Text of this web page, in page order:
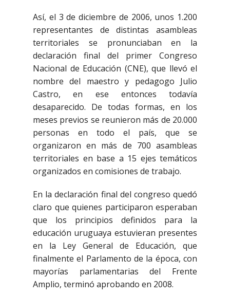
Así, el 3 de diciembre de 2006, unos 1.200
representantes de distintas asambleas
territoriales se pronunciaban en la
declaración final del primer Congreso
Nacional de Educación (CNE), que llevó el
nombre del maestro y pedagogo Julio
Castro, en ese entonces todavía
desaparecido. De todas formas, en los
meses previos se reunieron más de 20.000
personas en todo el país, que se
organizaron en más de 700 asambleas
territoriales en base a 15 ejes temáticos
organizados en comisiones de trabajo.
En la declaración final del congreso quedó
claro que quienes participaron esperaban
que los principios definidos para la
educación uruguaya estuvieran presentes
en la Ley General de Educación, que
finalmente el Parlamento de la época, con
mayorías parlamentarias del Frente
Amplio, terminó aprobando en 2008.